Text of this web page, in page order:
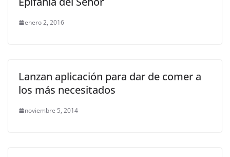
enero 2, 2016
Lanzan aplicación para dar de comer a
los más necesitados
noviembre 5, 2014